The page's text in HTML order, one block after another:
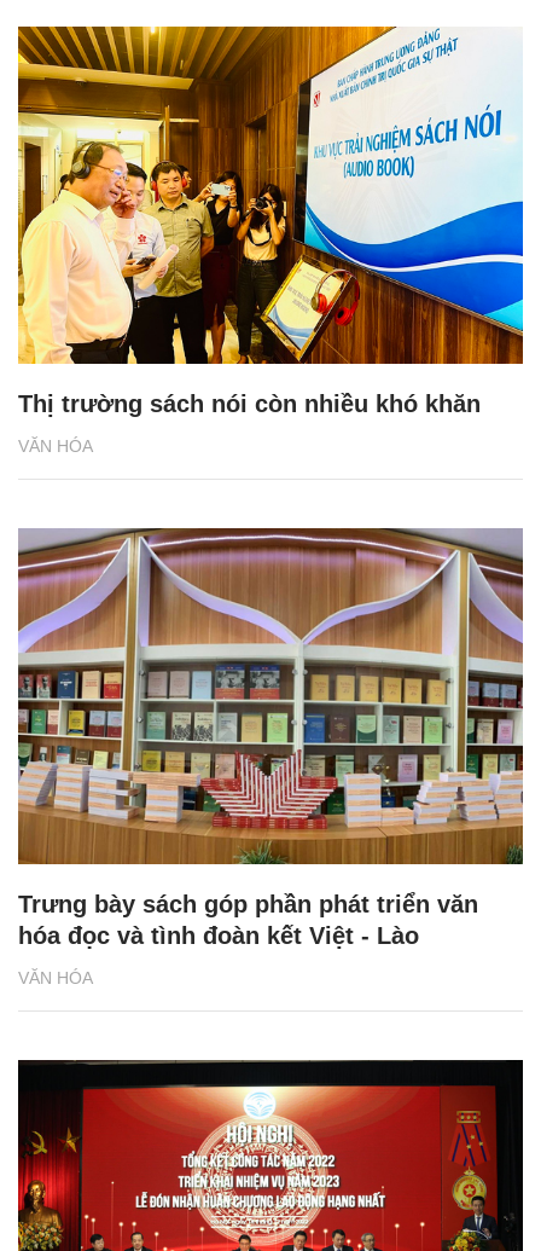
VĂN HÓA
Thị trường sách nói còn nhiều khó khăn
VĂN HÓA
Trưng bày sách góp phần phát triển văn
hóa đọc và tình đoàn kết Việt - Lào